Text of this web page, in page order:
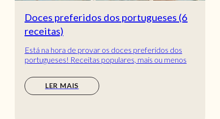
Doces preferidos dos portugueses (6
receitas)
Está na hora de provar os doces preferidos dos
portugueses! Receitas populares, mais ou menos
LER MAIS